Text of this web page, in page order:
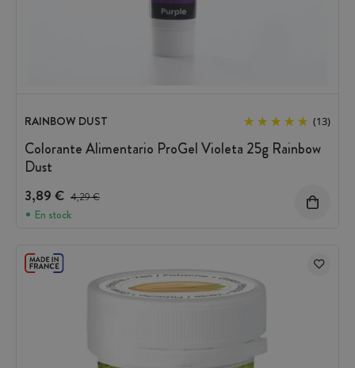
RAINBOW DUST (13)
Colorante Alimentario ProGel Violeta 25g Rainbow
Dust
3,89 € Precio antes del descuento
4,29 €
En stock